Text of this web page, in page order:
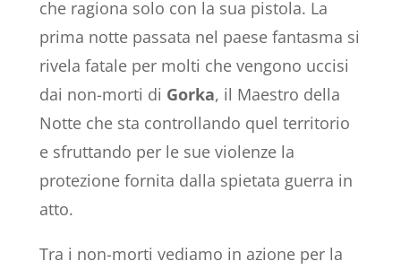
che ragiona solo con la sua pistola. La
prima notte passata nel paese fantasma si
rivela fatale per molti che vengono uccisi
dai non-morti di Gorka, il Maestro della
Notte che sta controllando quel territorio
e sfruttando per le sue violenze la
protezione fornita dalla spietata guerra in
atto.
Tra i non-morti vediamo in azione per la